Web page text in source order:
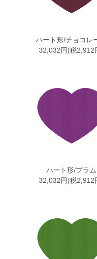
ハート形/チョコレ
32,032円(税2,912
ハート形/プラム
32,032円(税2,912